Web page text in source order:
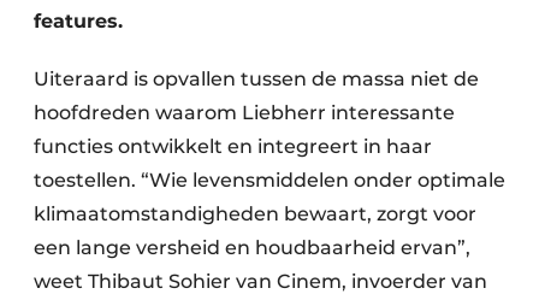
features.
Uiteraard is opvallen tussen de massa niet de
hoofdreden waarom Liebherr interessante
functies ontwikkelt en integreert in haar
toestellen. “Wie levensmiddelen onder optimale
klimaatomstandigheden bewaart, zorgt voor
een lange versheid en houdbaarheid ervan”,
weet Thibaut Sohier van Cinem, invoerder van